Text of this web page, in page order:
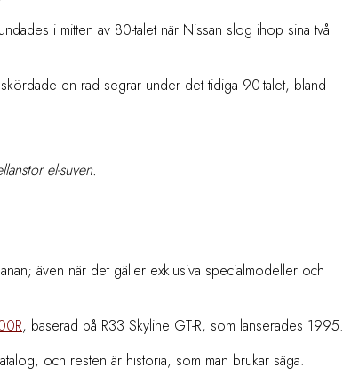
i mitten av 80-talet när Nissan slog ihop sina två
en rad segrar under det tidiga 90-talet, bland
el-suven.
även när det gäller exklusiva specialmodeller och
, baserad på R33 Skyline GT-R, som lanserades 1995.
och resten är historia, som man brukar säga.